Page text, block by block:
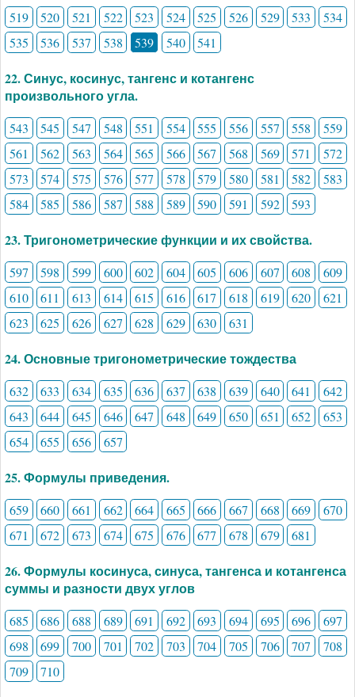
519 520 521 522 523 524 525 526 529 533
534
535
536 537 538 539 540 541
22. Синус, косинус, тангенс и котангенс
произвольного угла.
543 545 547 548 551 554 555 556 557 558
559
561
562 563 564 565 566 567 568 569 571
572
573
574 575 576 577 578 579 580 581 582
583
584
585 586 587 588 589 590 591 592 593
23. Тригонометрические функции и их свойства.
597 598 599 600 602 604 605 606 607 608
609
610
611 613 614 615 616 617 618 619 620
621
623
625 626 627 628 629 630 631
24. Основные тригонометрические тождества
632 633 634 635 636 637 638 639 640 641
642
643
644 645 646 647 648 649 650 651 652
653
654
655 656 657
25. Формулы приведения.
659 660 661 662 664 665 666 667 668 669
670
671
672 673 674 675 676 677 678 679 681
26. Формулы косинуса, синуса, тангенса и котангенса
суммы и разности двух углов
685 686 688 689 691 692 693 694 695 696
697
698
699 700 701 702 703 704 705 706 707
708
709
710